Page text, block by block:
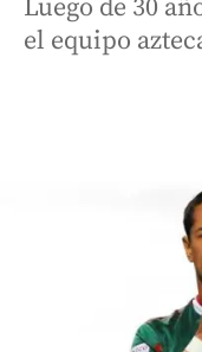
Luego de 30
el equipo